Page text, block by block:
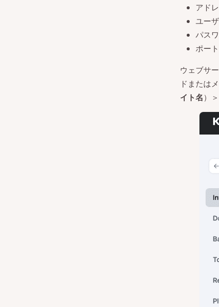
アド
ユー
パス
ポート
ウェブサ
ドまたは
イト名）